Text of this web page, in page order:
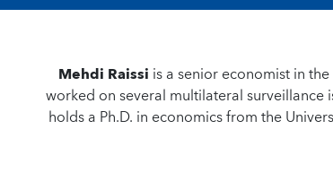
Mehdi Raissi is a senior economist in
worked on several multilateral surveillance
holds a Ph.D. in economics from the